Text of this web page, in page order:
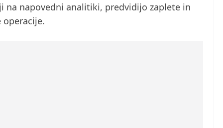
napovedni analitiki, predvidijo zaplete in
operacije.